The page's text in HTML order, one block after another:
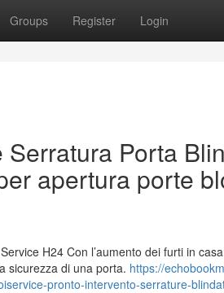
Groups Register Login
Porta
apertura porte
H24 Con l’aumento dei furti in
sicurezza di una porta. https://
pronto-intervento-serrature-